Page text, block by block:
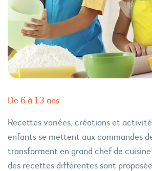
De 6 à 13 ans
Recettes variées, créations et
enfants se mettent aux commandes
transforment en grand chef de
des recettes différentes sont